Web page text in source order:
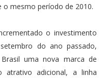
mesmo período de 2010.
o investimento
do ano passado,
uma nova marca de
atrativo adicional, a linha